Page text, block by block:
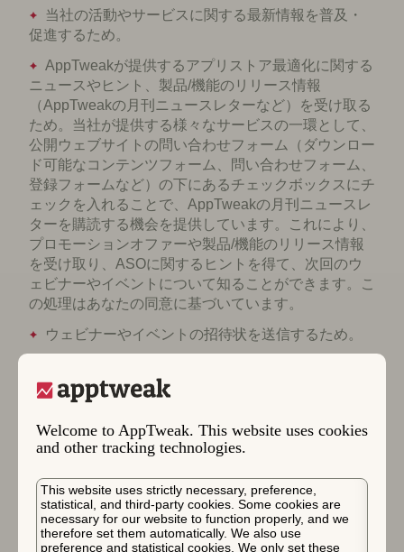
Welcome to AppTweak. This website uses cookies
and other tracking technologies.
This website uses strictly necessary, preference,
statistical, and third-party cookies. Some cookies are
necessary for our website to function properly, and we
therefore set them automatically. We also use
preference and statistical cookies. We only set these
当社の活動やサービスに関する最新情報を普及・
促進するため。
AppTweakが提供するアプリストア最適化に関する
ニュースやヒント、製品/機能のリリース情報
（AppTweakの月刊ニュースレターなど）を受け取る
ため。当社が提供する様々なサービスの一環として、
公開ウェブサイトの問い合わせフォーム（ダウンロー
ド可能なコンテンツフォーム、問い合わせフォーム、
登録フォームなど）の下にあるチェックボックスにチ
ェックを入れることで、AppTweakの月刊ニュースレ
ターを購読する機会を提供しています。これにより、
プロモーションオファーや製品/機能のリリース情報
を受け取り、ASOに関するヒントを得て、次回のウ
ェビナーやイベントについて知ることができます。こ
の処理はあなたの同意に基づいています。
ウェビナーやイベントの招待状を送信するため。
るため。
供するため。
サイト使用時のユーザー体験をパーソナライズ
し、サイトの使用を容易にし、サイトのコンテンツを
分析、適応、強化するため。